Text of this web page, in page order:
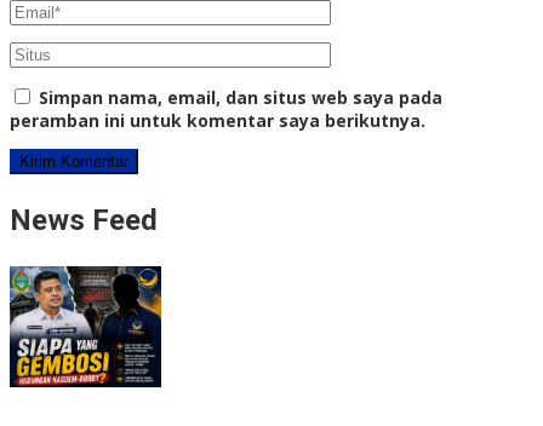
Simpan nama, email, dan situs web saya pada
peramban ini untuk komentar saya berikutnya.
News Feed